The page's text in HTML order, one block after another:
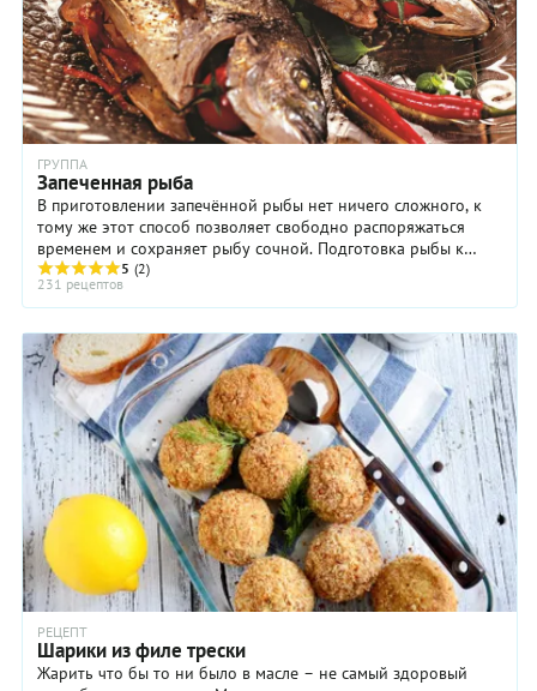
ГРУППА
Запеченная рыба
В приготовлении запечённой рыбы нет ничего сложного, к
тому же этот способ позволяет свободно распоряжаться
временем и сохраняет рыбу сочной. Подготовка рыбы к
запеканию не занимает много ...
5 (2)
231 рецептов
РЕЦЕПТ
Шарики из филе трески
Жарить что бы то ни было в масле – не самый здоровый